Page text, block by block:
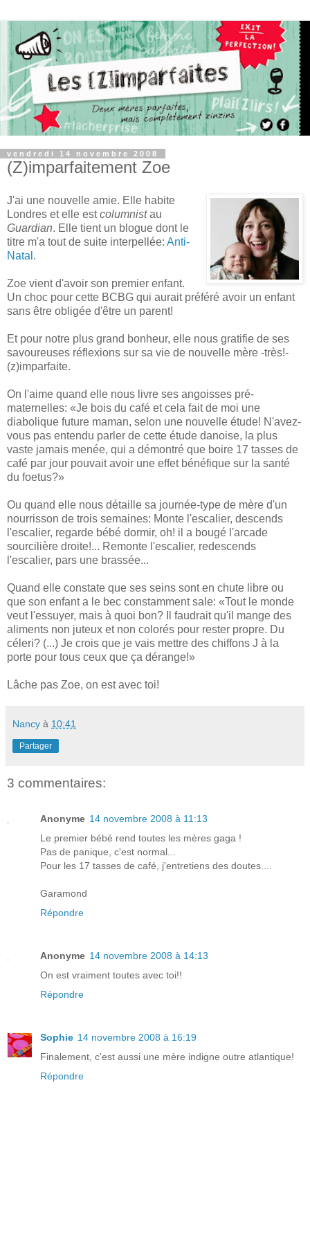
vendredi 14 novembre 2008
(Z)imparfaitement Zoe
J'ai une nouvelle amie. Elle habite
Londres et elle estcolumnistau
Guardian. Elle tient un blogue dont le
titre m'a tout de suite interpellée: Anti-
Natal .
Zoe vient d'avoir son premier enfant.
Un choc pour cette BCBG qui aurait préféré avoir un enfant
sans être obligée d'être un parent!
Et pour notre plus grand bonheur, elle nous gratifie de ses
savoureuses réflexions sur sa vie de nouvelle mère -très!-
(z)imparfaite.
On l'aime quand elle nous livre ses angoisses pré-
maternelles: «Je bois du café et cela fait de moi une
diabolique future maman, selon une nouvelle étude! N'avez-
vous pas entendu parler de cette étude danoise, la plus
vaste jamais menée, qui a démontré que boire 17 tasses de
café par jour pouvait avoir une effet bénéfique sur la santé
du foetus?»
Ou quand elle nous détaille sa journée-type de mère d'un
nourrisson de trois semaines: Monte l'escalier, descends
l'escalier, regarde bébé dormir, oh! il a bougé l'arcade
sourcilière droite!... Remonte l'escalier, redescends
l'escalier, pars une brassée...
Quand elle constate que ses seins sont en chute libre ou
que son enfant a le bec constamment sale: «Tout le monde
veut l'essuyer, mais à quoi bon? Il faudrait qu'il mange des
aliments non juteux et non colorés pour rester propre. Du
céleri? (...) Je crois que je vais mettre des chiffons J à la
porte pour tous ceux que ça dérange!»
Lâche pas Zoe, on est avec toi!
Nancy à 10:41
Partager
3 commentaires:
Anonyme 14 novembre 2008 à 11:13
Le premier bébé rend toutes les mères gaga !
Pas de panique, c'est normal...
Pour les 17 tasses de café, j'entretiens des doutes....
Garamond
Répondre
Anonyme 14 novembre 2008 à 14:13
On est vraiment toutes avec toi!!
Répondre
Sophie 14 novembre 2008 à 16:19
Finalement, c'est aussi une mère indigne outre atlantique!
Répondre